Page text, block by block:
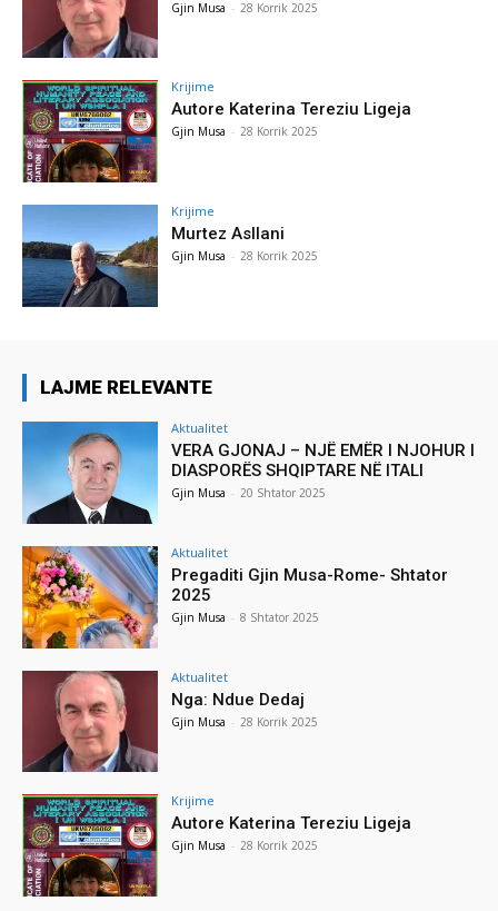
Gjin Musa - 28 Korrik 2025
Krijime
Autore Katerina Tereziu Ligeja
Gjin Musa - 28 Korrik 2025
Krijime
Murtez Asllani
Gjin Musa - 28 Korrik 2025
LAJME RELEVANTE
Aktualitet
VERA GJONAJ – NJË EMËR I NJOHUR I
DIASPORËS SHQIPTARE NË ITALI
Gjin Musa - 20 Shtator 2025
Aktualitet
Pregaditi Gjin Musa-Rome- Shtator
2025
Gjin Musa - 8 Shtator 2025
Aktualitet
Nga: Ndue Dedaj
Gjin Musa - 28 Korrik 2025
Krijime
Autore Katerina Tereziu Ligeja
Gjin Musa - 28 Korrik 2025